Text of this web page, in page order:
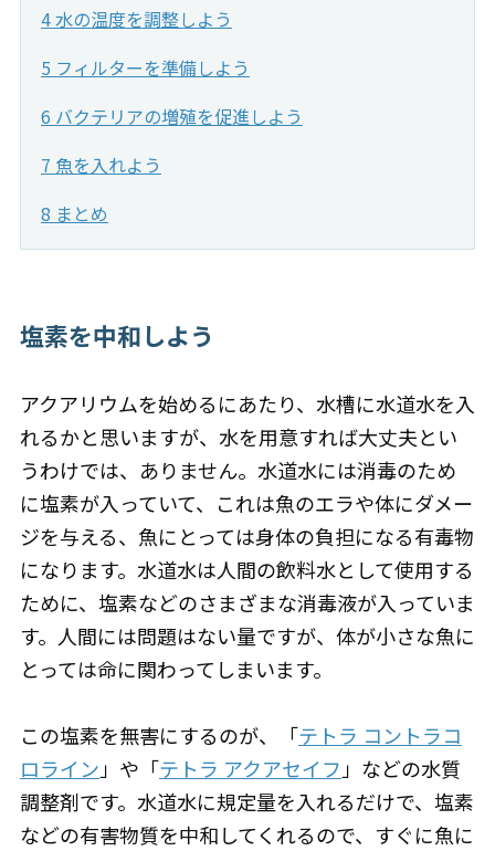
4 水の温度を調整しよう
5 フィルターを準備しよう
6 バクテリアの増殖を促進しよう
7 魚を入れよう
8 まとめ
塩素を中和しよう
アクアリウムを始めるにあたり、水槽に水道水を入
れるかと思いますが、水を用意すれば大丈夫とい
うわけでは、ありません。水道水には消毒のため
に塩素が入っていて、これは魚のエラや体にダメー
ジを与える、魚にとっては身体の負担になる有毒物
になります。水道水は人間の飲料水として使用する
ために、塩素などのさまざまな消毒液が入っていま
す。人間には問題はない量ですが、体が小さな魚に
とっては命に関わってしまいます。
この塩素を無害にするのが、「テトラ コントラコ
ロライン 」や「テトラ アクアセイフ 」などの水質
調整剤です。水道水に規定量を入れるだけで、塩素
などの有害物質を中和してくれるので、すぐに魚に